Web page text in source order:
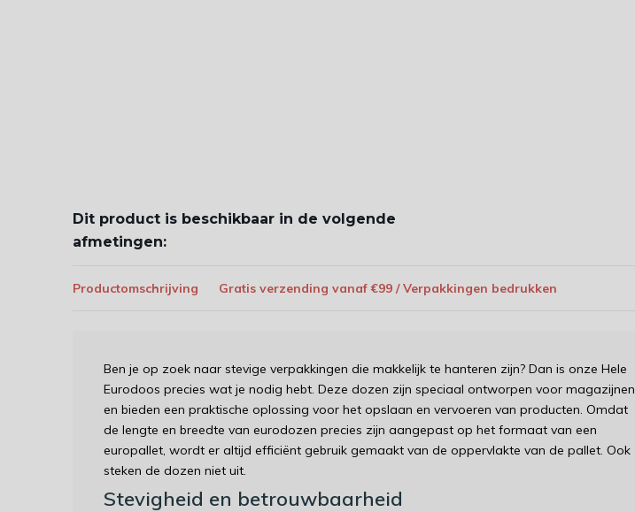
Dit product is beschikbaar in de volgende
afmetingen:
Productomschrijving Gratis verzending vanaf €99 / Verpakkingen bedrukken
Ben je op zoek naar stevige verpakkingen die makkelijk te hanteren zijn? Dan is onze Hele
Eurodoos precies wat je nodig hebt. Deze dozen zijn speciaal ontworpen voor magazijnen
en bieden een praktische oplossing voor het opslaan en vervoeren van producten. Omdat
de lengte en breedte van eurodozen precies zijn aangepast op het formaat van een
europallet, wordt er altijd efficiënt gebruik gemaakt van de oppervlakte van de pallet. Ook
steken de dozen niet uit.
Stevigheid en betrouwbaarheid